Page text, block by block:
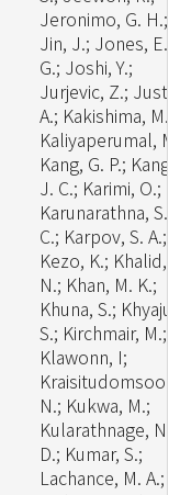
Jeronimo, G. H.;
Jin, J.; Jones, E.
G.; Joshi, Y.;
Jurjevic, Z.;
A.; Kakishima, M.;
Kaliyaperumal,
Kang, G. P.; Kang,
J. C.; Karimi, O.;
Karunarathna, S.
C.; Karpov, S. A.;
Kezo, K.; Khalid,
N.; Khan, M. K.;
Khuna, S.; Khyaju,
S.; Kirchmair, M.;
Klawonn, I;
Kraisitudomsook,
N.; Kukwa, M.;
Kularathnage, N.
D.; Kumar, S.;
Lachance, M. A.;